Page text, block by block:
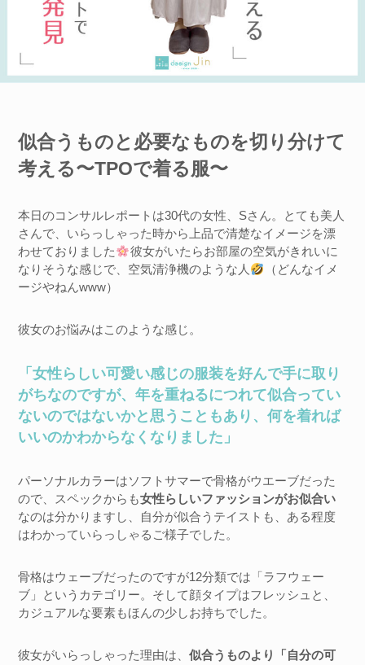
似合うものと必要なものを切り分けて
考える〜TPOで着る服〜
本日のコンサルレポートは30代の女性、Sさん。とても美人
さんで、いらっしゃった時から上品で清楚なイメージを漂
わせておりました
彼女がいたらお部屋の空気がきれいに
なりそうな感じで、空気清浄機のような人
（どんなイメ
ージやねんwww）
彼女のお悩みはこのような感じ。
「女性らしい可愛い感じの服装を好んで手に取り
がちなのですが、年を重ねるにつれて似合ってい
ないのではないかと思うこともあり、何を着れば
いいのかわからなくなりました」
パーソナルカラーはソフトサマーで骨格がウエーブだった
ので、スペックからも女性らしいファッションがお似合い
なのは分かりますし、自分が似合うテイストも、ある程度
はわかっていらっしゃるご様子でした。
骨格はウェーブだったのですが12分類では「ラフウェー
ブ」というカテゴリー。そして顔タイプはフレッシュと、
カジュアルな要素もほんの少しお持ちでした。
彼女がいらっしゃった理由は、似合うものより「自分の可